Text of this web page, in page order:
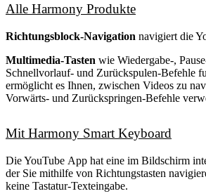
Alle Harmony Produkte
Richtungsblock-Navigation navigiert die
Multimedia-Tasten wie Wiedergabe-,
Schnellvorlauf- und Zurückspulen-Befehle
ermöglicht es Ihnen, zwischen Videos zu
Vorwärts- und Zurückspringen-Befehle
Mit Harmony Smart Keyboard
Die YouTube App hat eine im Bildschirm
der Sie mithilfe von Richtungstasten
keine Tastatur-Texteingabe.